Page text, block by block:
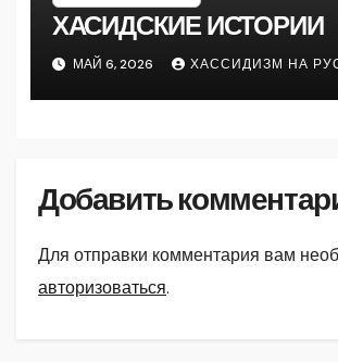
ХАСИДСКИЕ ИСТОРИИ
МАЙ 6, 2026 ХАССИДИЗМ НА
Добавить
Для отправки комментария вам
авторизоваться.